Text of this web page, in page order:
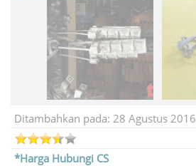
Ditambahkan pada: 28 Agustus 2016
*Harga Hubungi CS